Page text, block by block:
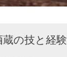
の技と経験